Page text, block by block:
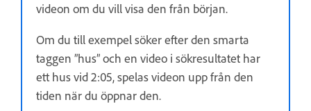
videon om du vill visa den från början.
Om du till exempel söker efter den smarta
taggen ”hus” och en video i sökresultatet har
ett hus vid 2:05, spelas videon upp från den
tiden när du öppnar den.